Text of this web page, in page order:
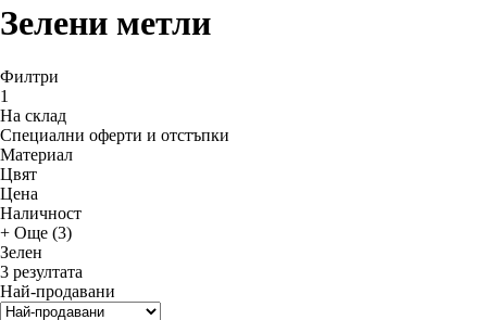
Зелени метли
Филтри
1
На склад
Специални оферти и отстъпки
Материал
Цвят
Цена
Наличност
+ Още (3)
Зелен
3 резултата
Най-продавани